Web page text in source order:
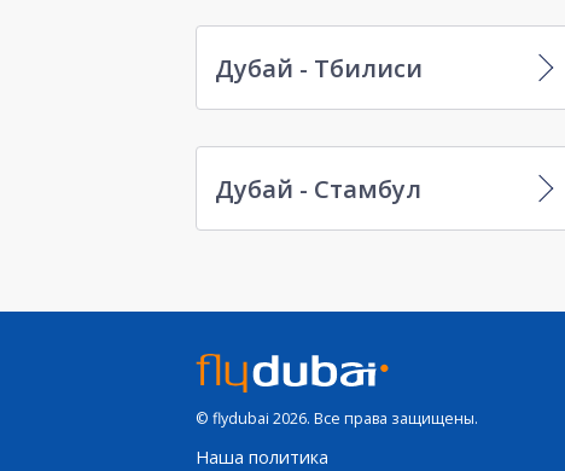
Дубай - Тбилиси
Дубай - Стамбул
© flydubai 2026. Все права защищены.
Наша политика